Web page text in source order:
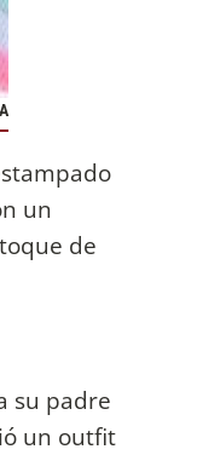
un
de
su padre
un outfit